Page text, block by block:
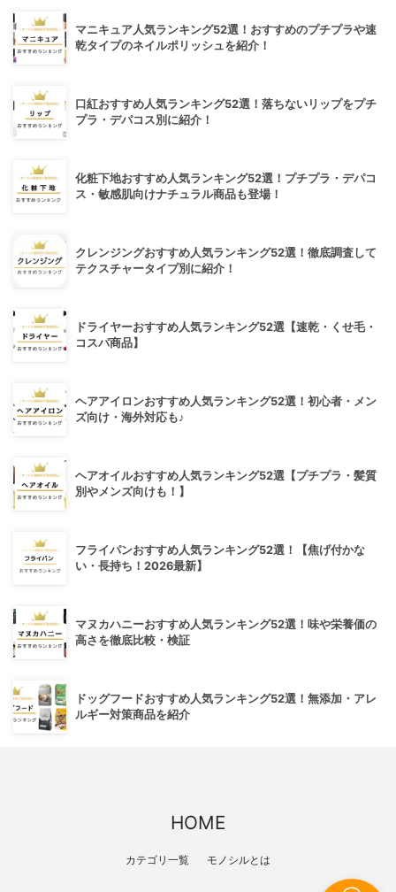
マニキュア人気ランキング52選！おすすめのプチプラや速
乾タイプのネイルポリッシュを紹介！
口紅おすすめ人気ランキング52選！落ちないリップをプチ
プラ・デパコス別に紹介！
化粧下地おすすめ人気ランキング52選！プチプラ・デパコ
ス・敏感肌向けナチュラル商品も登場！
クレンジングおすすめ人気ランキング52選！徹底調査して
テクスチャータイプ別に紹介！
ドライヤーおすすめ人気ランキング52選【速乾・くせ毛・
コスパ商品】
ヘアアイロンおすすめ人気ランキング52選！初心者・メン
ズ向け・海外対応も♪
ヘアオイルおすすめ人気ランキング52選【プチプラ・髪質
別やメンズ向けも！】
フライパンおすすめ人気ランキング52選！【焦げ付かな
い・長持ち！2026最新】
マヌカハニーおすすめ人気ランキング52選！味や栄養価の
高さを徹底比較・検証
ドッグフードおすすめ人気ランキング52選！無添加・アレ
ルギー対策商品を紹介
HOME
カテゴリ一覧 モノシルとは